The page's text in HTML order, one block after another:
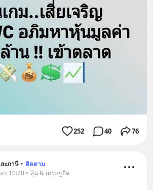
252 40 76
ะภาษี • ติดตาม
า 10:20 • หุ้น & เศรษฐกิจ